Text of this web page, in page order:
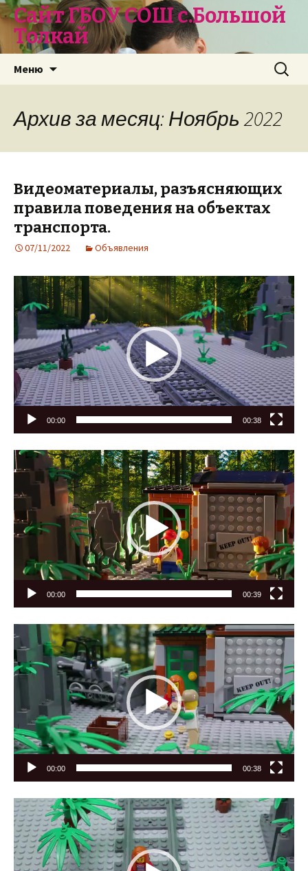
Сайт ГБОУ СОШ с.Большой
Толкай
Меню Найти:
Архив за месяц: Ноябрь 2022
Видеоматериалы, разъясняющих
правила поведения на объектах
транспорта.
07/11/2022 Объявления
Видеоплеер
00:00 00:38
Видеоплеер
00:00 00:39
Видеоплеер
00:00 00:38
Видеоплеер